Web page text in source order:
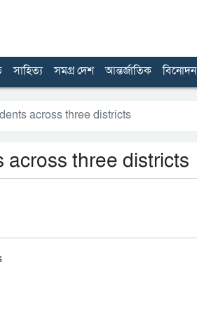
সাহিত্য সমগ্র দেশ আন্তর্জাতিক বিনোদন
across three districts
across three districts